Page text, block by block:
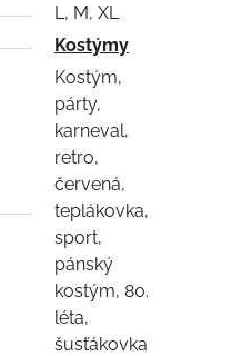
L, M, XL
Kostýmy
Kostým,
párty,
karneval,
retro,
červená,
teplákovka,
sport,
pánský
kostým, 80.
léta,
šusťákovka